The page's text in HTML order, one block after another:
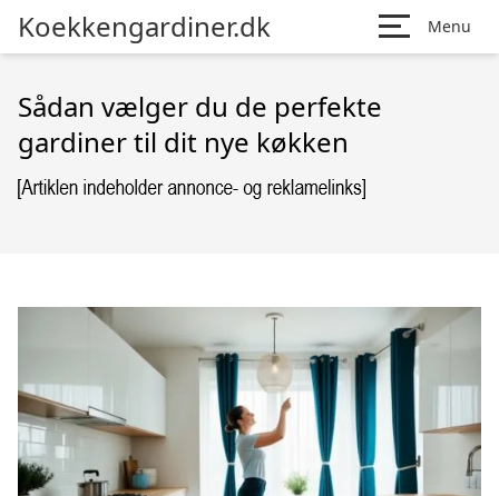
Koekkengardiner.dk Menu
Sådan vælger du de perfekte
gardiner til dit nye køkken